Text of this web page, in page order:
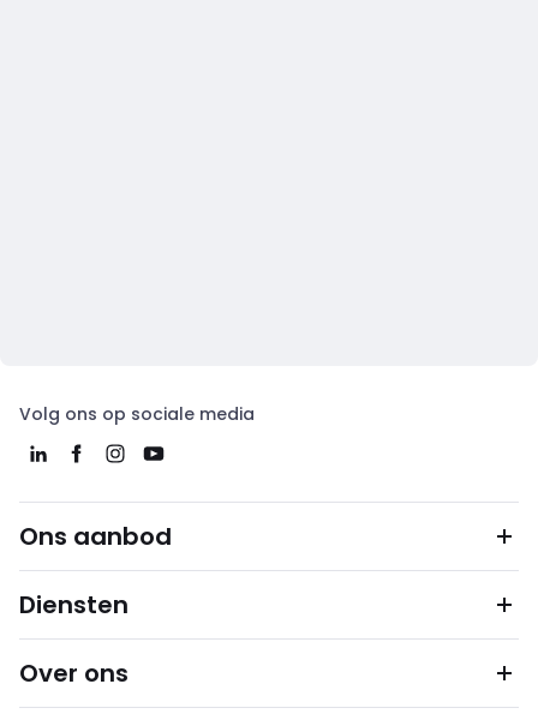
Volg ons op sociale media
Ons aanbod
Diensten
Over ons